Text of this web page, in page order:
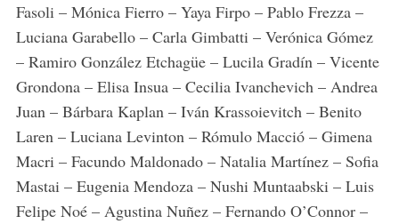
Fasoli – Mónica Fierro – Yaya Firpo – Pablo Frezza –
Luciana Garabello – Carla Gimbatti – Verónica Gómez
– Ramiro González Etchagüe – Lucila Gradín – Vicente
Grondona – Elisa Insua – Cecilia Ivanchevich – Andrea
Juan – Bárbara Kaplan – Iván Krassoievitch – Benito
Laren – Luciana Levinton – Rómulo Macció – Gimena
Macri – Facundo Maldonado – Natalia Martínez – Sofia
Mastai – Eugenia Mendoza – Nushi Muntaabski – Luis
Felipe Noé – Agustina Nuñez – Fernando O’Connor –